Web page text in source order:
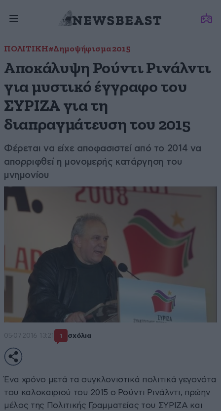
ΠΟΛΙΤΙΚΗ#Δημοψήφισμα 2015
Αποκάλυψη Ρούντι Ρινάλντι
για μυστικό έγγραφο του
ΣΥΡΙΖΑ για τη
διαπραγμάτευση του 2015
Φέρεται να είχε αποφασιστεί από το 2014 να
απορριφθεί η μονομερής κατάργηση του
μνημονίου
05·07·2016 13:21 1 σχόλια
Ένα χρόνο μετά τα συγκλονιστικά πολιτικά γεγονότα
του καλοκαιριού του 2015 ο Ρούντι Ρινάλντι, πρώην
μέλος της Πολιτικής Γραμματείας του ΣΥΡΙΖΑ και